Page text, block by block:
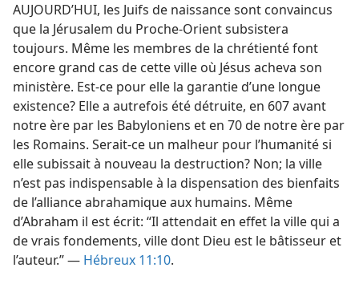
AUJOURD’HUI, les Juifs de naissance sont convaincus
que la Jérusalem du Proche-Orient subsistera
toujours. Même les membres de la chrétienté font
encore grand cas de cette ville où Jésus acheva son
ministère. Est-​ce pour elle la garantie d’une longue
existence? Elle a autrefois été détruite, en 607 avant
notre ère par les Babyloniens et en 70 de notre ère par
les Romains. Serait-​ce un malheur pour l’humanité si
elle subissait à nouveau la destruction? Non; la ville
n’est pas indispensable à la dispensation des bienfaits
de l’alliance abrahamique aux humains. Même
d’Abraham il est écrit: “Il attendait en effet la ville qui a
de vrais fondements, ville dont Dieu est le bâtisseur et
l’auteur.” — Hébreux 11:10.